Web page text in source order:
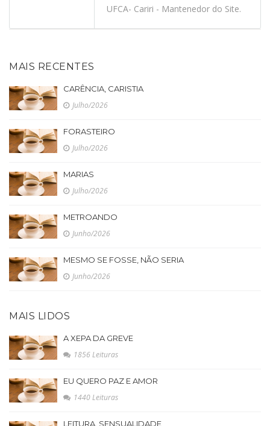
UFCA- Cariri - Mantenedor do Site.
MAIS RECENTES
CARÊNCIA, CARISTIA
Julho/2026
FORASTEIRO
Julho/2026
MARIAS
Julho/2026
METROANDO
Junho/2026
MESMO SE FOSSE, NÃO SERIA
Junho/2026
MAIS LIDOS
A XEPA DA GREVE
1856 Leituras
EU QUERO PAZ E AMOR
1440 Leituras
LEITURA, SENSUALIDADE